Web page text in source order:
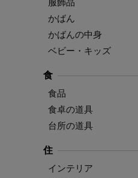
服飾品
かばん
かばんの中身
ベビー・キッズ
食
食品
食卓の道具
台所の道具
住
インテリア